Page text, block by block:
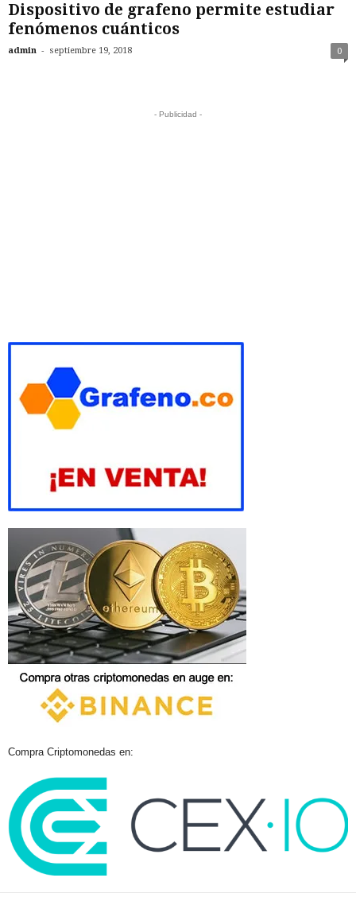
Dispositivo de grafeno permite estudiar
fenómenos cuánticos
admin - septiembre 19, 2018 0
- Publicidad -
Compra Criptomonedas en: